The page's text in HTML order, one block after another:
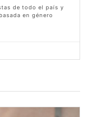
de todo el país y
en género